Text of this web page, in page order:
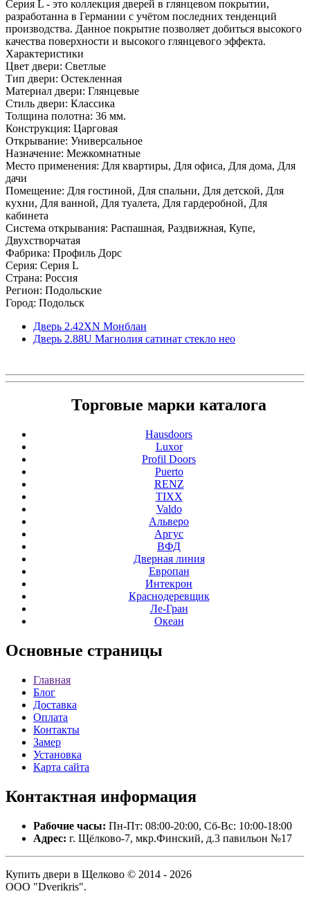
Серия L - это коллекция дверей в глянцевом покрытии,
разработанна в Германии с учётом последних тенденций
производства. Данное покрытие позволяет добиться высокого
качества поверхности и высокого глянцевого эффекта.
Характеристики
Цвет двери: Светлые
Тип двери: Остекленная
Материал двери: Глянцевые
Стиль двери: Классика
Толщина полотна: 36 мм.
Конструкция: Царговая
Открывание: Универсальное
Назначение: Межкомнатные
Место применения: Для квартиры, Для офиса, Для дома, Для
дачи
Помещение: Для гостиной, Для спальни, Для детской, Для
кухни, Для ванной, Для туалета, Для гардеробной, Для
кабинета
Система открывания: Распашная, Раздвижная, Купе,
Двухстворчатая
Фабрика: Профиль Дорс
Серия: Серия L
Страна: Россия
Регион: Подольские
Город: Подольск
Дверь 2.42ХN Монблан
Дверь 2.88U Магнолия сатинат стекло нео
Торговые марки каталога
Hausdoors
Luxor
Profil Doors
Puerto
RENZ
TIXX
Valdo
Альверо
Аргус
ВФД
Дверная линия
Европан
Интекрон
Краснодеревщик
Ле-Гран
Океан
Основные страницы
Главная
Блог
Доставка
Оплата
Контакты
Замер
Установка
Карта сайта
Контактная информация
Рабочие часы: Пн-Пт: 08:00-20:00, Сб-Вс: 10:00-18:00
Адрес: г. Щёлково-7, мкр.Финский, д.3 павильон №17
Купить двери в Щелково © 2014 - 2026
ООО "Dverikris".